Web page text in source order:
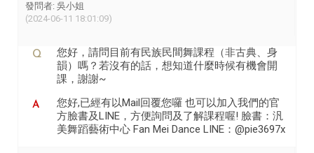
發問者: 吳小姐
(2024-06-11 18:01:09)
您好，請問目前有民族民間舞課程（非古典、身
韻）嗎？若沒有的話，想知道什麼時候有機會開
課，謝謝~
您好,已經有以Mail回覆您囉 也可以加入我們的官
方臉書及LINE，方便詢問及了解課程喔! 臉書：汎
美舞蹈藝術中心 Fan Mei Dance LINE：@pie3697x